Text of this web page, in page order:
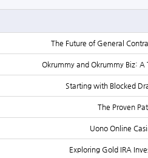
The Future of General
Okrummy and Okrummy Biz:
Starting with Blocked
The Proven
Uono Online
Exploring Gold IRA